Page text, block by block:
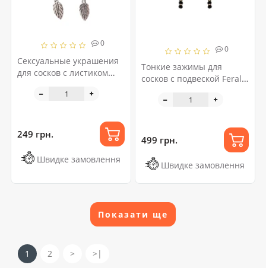
0
Сексуальные украшения
для сосков с листиком
черный
249 грн.
Швидке замовлення
0
Тонкие зажимы для
сосков с подвеской Feral
clamps, золото/черный
499 грн.
Швидке замовлення
Показати ще
1 2 > >|